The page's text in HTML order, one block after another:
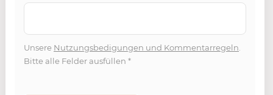
Unsere Nutzungsbedigungen und Kommentarregeln.
Bitte alle Felder ausfüllen *